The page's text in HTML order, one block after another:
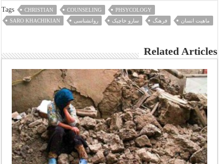
Tags CHRISTIAN COUNSELING
PHSYCOLOGY
SARO KHACHIKIAN
روانشناسی سارو خاچیک فرهنگ ماهیت انسان
Related Articles